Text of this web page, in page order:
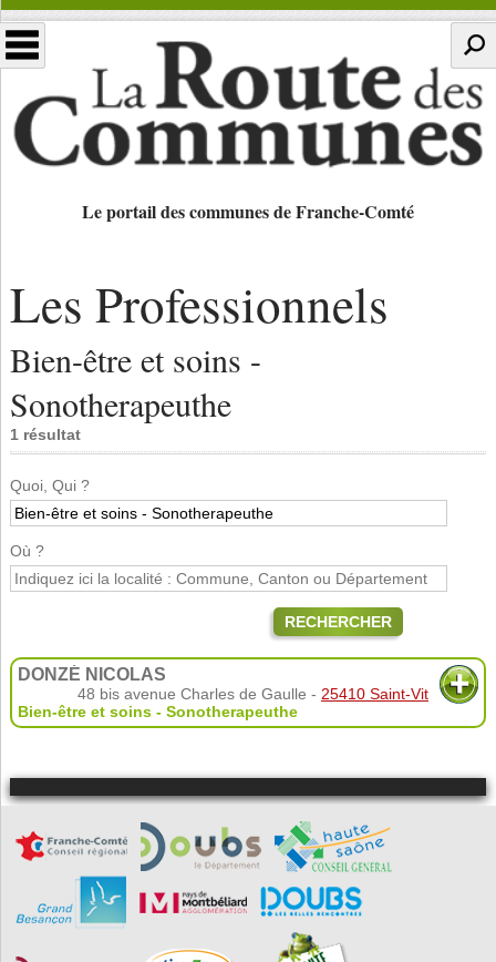
Le portail des communes de Franche-Comté
Les Professionnels
Bien-être et soins -
Sonotherapeuthe
1 résultat
Quoi, Qui ?
Où ?
RECHERCHER
DONZÉ NICOLAS
48 bis avenue Charles de Gaulle - 25410 Saint-Vit
Bien-être et soins - Sonotherapeuthe